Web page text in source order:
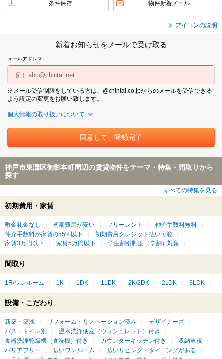
条件保存 物件新着メール
アイコンの説明
新着お知らせをメールで受け取る
メールアドレス
※メール受信制限をしている方は、@chintai.co.jpからのメールを受信できる
よう設定の変更をお願い致します。
個人情報の取り扱いについて
神戸市東灘区御影本町周辺の賃貸物件をテーマ・特集・間取りから
探す
すべての特集を見る
初期費用・家賃
敷金礼金なし 初期費用が安い フリーレント
仲介手数料無料
仲介手数料が家賃の55%以下
初期費用クレジット払い可能
家賃3万円以下
家賃5万円以下 学生割引制度（学割）対象
間取り
1R/ワンルーム 1K 1DK 1LDK 2K/2DK 2LDK 3LDK
設備・こだわり
新築・築浅 リフォーム・リノベーション済み
デザイナーズ
バス・トイレ別
温水洗浄便座（ウォシュレット）付き
食器洗浄乾燥機（食洗機）付き
カウンターキッチン付き
収納重視
バリアフリー
広いワンルーム
広いリビング・ダイニングがある